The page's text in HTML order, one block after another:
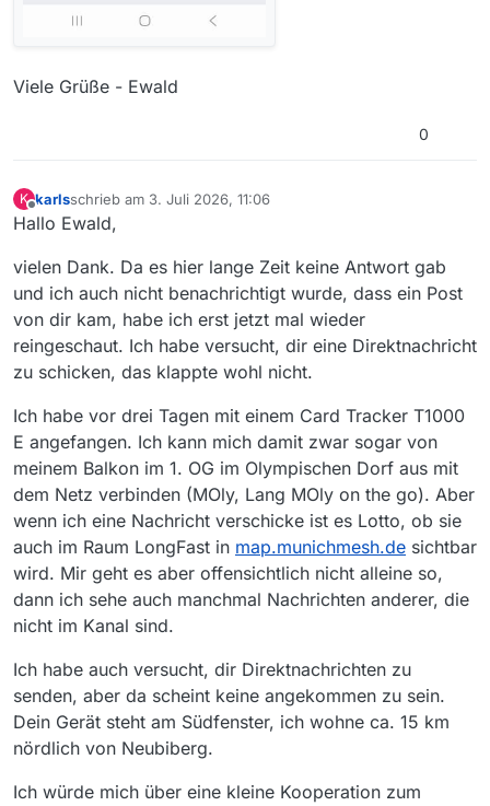
Viele Grüße - Ewald
0
K
Offline
karlsschrieb am 3. Juli 2026, 11:06
zuletzt editiert von
Hallo Ewald,
vielen Dank. Da es hier lange Zeit keine Antwort gab
und ich auch nicht benachrichtigt wurde, dass ein Post
von dir kam, habe ich erst jetzt mal wieder
reingeschaut. Ich habe versucht, dir eine Direktnachricht
zu schicken, das klappte wohl nicht.
Ich habe vor drei Tagen mit einem Card Tracker T1000
E angefangen. Ich kann mich damit zwar sogar von
meinem Balkon im 1. OG im Olympischen Dorf aus mit
dem Netz verbinden (MOly, Lang MOly on the go). Aber
wenn ich eine Nachricht verschicke ist es Lotto, ob sie
auch im Raum LongFast in map.munichmesh.de sichtbar
wird. Mir geht es aber offensichtlich nicht alleine so,
dann ich sehe auch manchmal Nachrichten anderer, die
nicht im Kanal sind.
Ich habe auch versucht, dir Direktnachrichten zu
senden, aber da scheint keine angekommen zu sein.
Dein Gerät steht am Südfenster, ich wohne ca. 15 km
nördlich von Neubiberg.
Ich würde mich über eine kleine Kooperation zum